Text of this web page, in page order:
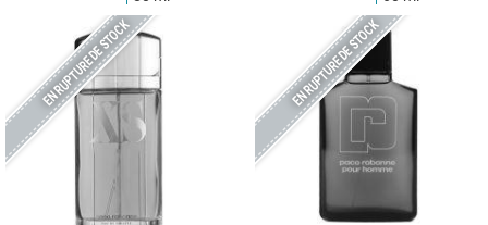
EN RUPTURE DE STOCK EN RUPTURE DE STOCK